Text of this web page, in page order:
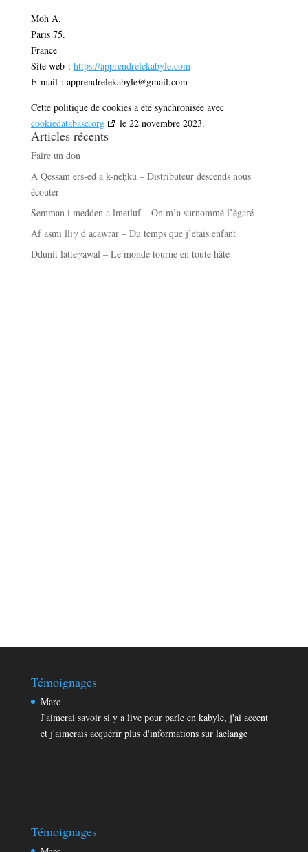
Moh A.
Paris 75.
France
Site web : https://apprendrelekabyle.com
E-mail : apprendrelekabyle@gmail.com
Cette politique de cookies a été synchronisée avec
cookiedatabase.org
le 22 novembre 2023.
Articles récents
Faire un don
A Qessam ers-ed a k-neḥku – Distributeur descends nous
écouter
Semman i medden a lmetluf – On m’a surnommé l’égaré
Af asmi lliγ d acawrar – Du temps que j’étais enfant
Ddunit latteγawal – Le monde tourne en toute hâte
——————
Témoignages
Marc
J'aimerai savoir si y a live pour parle en kabyle, j'ai accent
et j'aimerais acquérir plus d'informations sur laclange
Témoignages